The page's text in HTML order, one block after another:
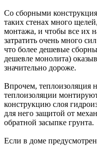
Со сборными
таких стенах много
монтажа, и чтобы все их
затратить очень много
что более дешевые
дешевле монолита)
значительно дороже.
Впрочем, теплоизоляция
теплоизоляции
конструкцию слоя
для него защитой от
обратной засыпке грунта.
Если в доме